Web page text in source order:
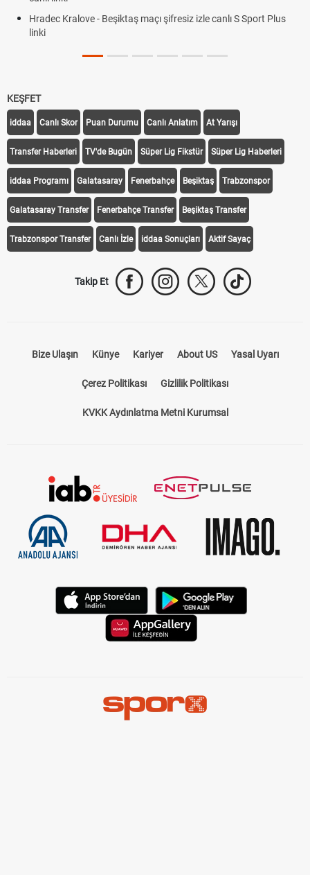
Hradec Kralove - Beşiktaş maçı şifresiz izle canlı S Sport Plus
linki
KEŞFET
iddaa Canlı Skor Puan Durumu Canlı Anlatım At Yarışı
Transfer Haberleri TV'de Bugün Süper Lig Fikstür Süper Lig Haberleri
iddaa Programı Galatasaray Fenerbahçe Beşiktaş Trabzonspor
Galatasaray Transfer Fenerbahçe Transfer Beşiktaş Transfer
Trabzonspor Transfer Canlı İzle iddaa Sonuçları Aktif Sayaç
Takip Et
Bize Ulaşın Künye Kariyer About US Yasal Uyarı
Çerez Politikası Gizlilik Politikası
KVKK Aydınlatma Metni Kurumsal